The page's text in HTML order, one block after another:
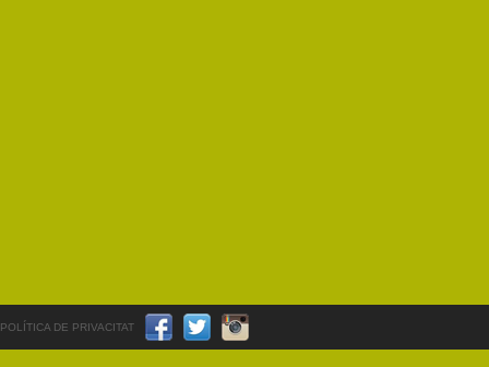
POLÍTICA DE PRIVACITAT